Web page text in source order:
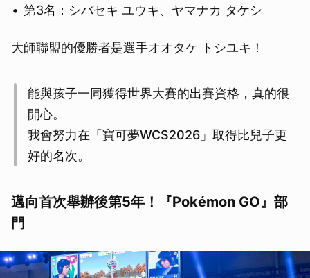
第3名：シバセキ ユウキ、ヤマナカ タケシ
大師聯盟的優勝者是選手オオタケ トシユキ！
能與孩子一同獲得世界大賽的出賽資格，真的很
開心。
我會努力在「寶可夢WCS2026」取得比兒子更
好的名次。
邁向首次舉辦後第5年！『Pokémon GO』部
門